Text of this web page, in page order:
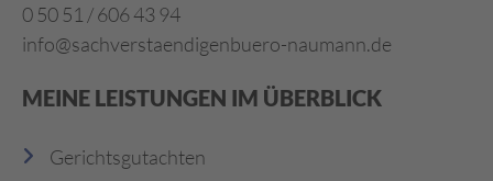
0 50 51 / 606 43 94
info@sachverstaendigenbuero-naumann.de
MEINE LEISTUNGEN IM ÜBERBLICK
Gerichtsgutachten